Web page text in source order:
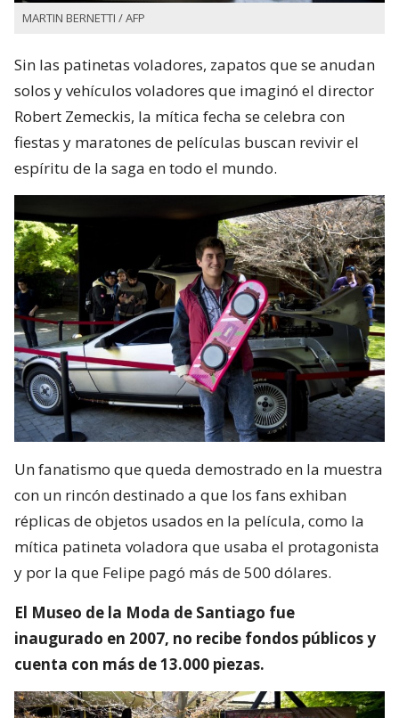
MARTIN BERNETTI / AFP
Sin las patinetas voladores, zapatos que se anudan
solos y vehículos voladores que imaginó el director
Robert Zemeckis, la mítica fecha se celebra con
fiestas y maratones de películas buscan revivir el
espíritu de la saga en todo el mundo.
Un fanatismo que queda demostrado en la muestra
con un rincón destinado a que los fans exhiban
réplicas de objetos usados en la película, como la
mítica patineta voladora que usaba el protagonista
y por la que Felipe pagó más de 500 dólares.
El Museo de la Moda de Santiago fue
inaugurado en 2007, no recibe fondos públicos y
cuenta con más de 13.000 piezas.